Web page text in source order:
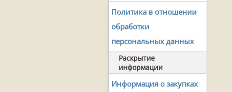
Политика в отношении
обработки
персональных данных
Раскрытие
информации
Информация о закупках